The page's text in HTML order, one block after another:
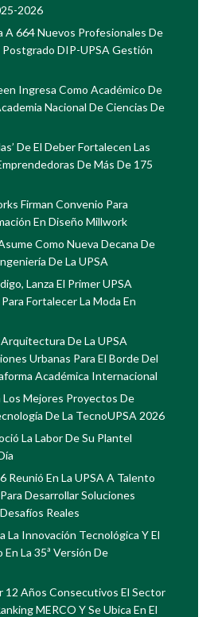
2026
A 664 Nuevos Profesionales De
Postgrado DIP-UPSA Gestión
Ingresa Como Académico De
Nacional De Ciencias De
De El Deber Fortalecen Las
De Más De 175
Firman Convenio Para
En Diseño Millwork
Como Nueva Decana De
De La UPSA
Lanza El Primer UPSA
Fortalecer La Moda En
De La UPSA
Urbanas Para El Borde Del
Académica Internacional
Los Mejores Proyectos De
De La TecnoUPSA 2026
La Labor De Su Plantel
Reunió En La UPSA A Talento
Desarrollar Soluciones
Reales
La Innovación Tecnológica Y El
La 35ª Versión De
12 Años Consecutivos El Sector
MERCO Y Se Ubica En El